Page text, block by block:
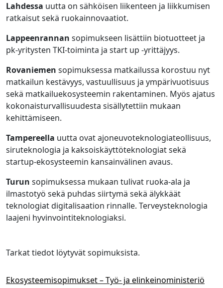
Lahdessa uutta on sähköisen liikenteen ja liikkumisen
ratkaisut sekä ruokainnovaatiot.
Lappeenrannan sopimukseen lisättiin biotuotteet ja
pk-yritysten TKI-toiminta ja start up -yrittäjyys.
Rovaniemen sopimuksessa matkailussa korostuu nyt
matkailun kestävyys, vastuullisuus ja ympärivuotisuus
sekä matkailuekosysteemin rakentaminen. Myös ajatus
kokonaisturvallisuudesta sisällytettiin mukaan
kehittämiseen.
Tampereella uutta ovat ajoneuvoteknologiateollisuus,
siruteknologia ja kaksoiskäyttöteknologiat sekä
startup-ekosysteemin kansainvälinen avaus.
Turun sopimuksessa mukaan tulivat ruoka-ala ja
ilmastotyö sekä puhdas siirtymä sekä älykkäät
teknologiat digitalisaation rinnalle. Terveysteknologia
laajeni hyvinvointiteknologiaksi.
Tarkat tiedot löytyvät sopimuksista.
Ekosysteemisopimukset – Työ- ja elinkeinoministeriö